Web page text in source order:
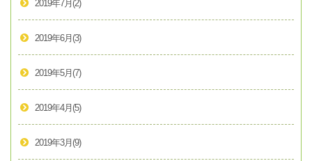
2019年7月 (2)
2019年6月 (3)
2019年5月 (7)
2019年4月 (5)
2019年3月 (9)